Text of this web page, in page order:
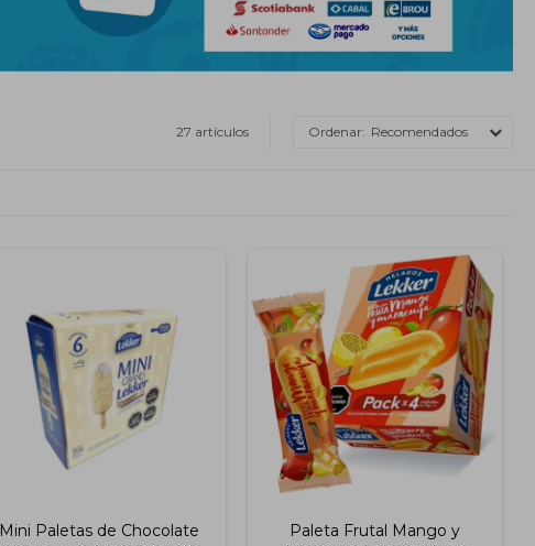
27 artículos Recomendados
Mini Paletas de Chocolate
Paleta Frutal Mango y